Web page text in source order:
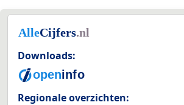
Downloads:
Regionale overzichten: